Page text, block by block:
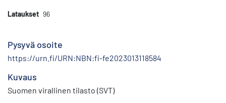
Lataukset 96
Pysyvä osoite
https://urn.fi/URN:NBN:fi-fe2023013118584
Kuvaus
Suomen virallinen tilasto (SVT)